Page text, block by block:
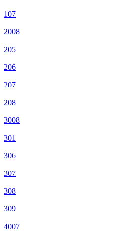
107
2008
205
206
207
208
3008
301
306
307
308
309
4007